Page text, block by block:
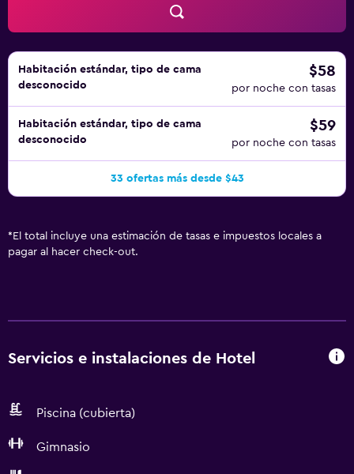
de su estancia en nuestro hotel.
Habitación estándar, tipo de cama
desconocido
$58
por noche con tasas
Habitación estándar, tipo de cama
desconocido
$59
por noche con tasas
33 ofertas más desde $43
* El total incluye una estimación de tasas e impuestos locales a
pagar al hacer check-out.
Servicios e instalaciones de Hotel
Piscina (cubierta)
Gimnasio